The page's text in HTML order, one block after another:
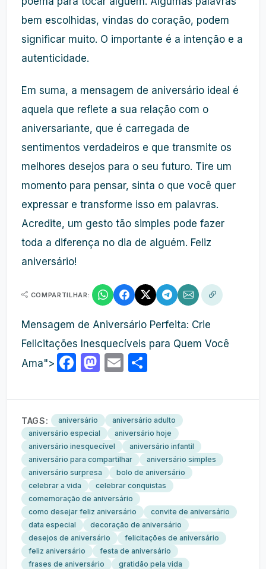
bem escolhidas, vindas do coração, podem
significar muito. O importante é a intenção e a
autenticidade.
Em suma, a mensagem de aniversário ideal é
aquela que reflete a sua relação com o
aniversariante, que é carregada de
sentimentos verdadeiros e que transmite os
melhores desejos para o seu futuro. Tire um
momento para pensar, sinta o que você quer
expressar e transforme isso em palavras.
Acredite, um gesto tão simples pode fazer
toda a diferença no dia de alguém. Feliz
aniversário!
COMPARTILHAR:
Mensagem de Aniversário Perfeita: Crie
Felicitações Inesquecíveis para Quem Você
Ama">
Facebook
Mastodon
Email
TAGS: aniversário
aniversário adulto
aniversário especial
aniversário hoje
aniversário inesquecível
aniversário infantil
aniversário para compartilhar
aniversário simples
aniversário surpresa
bolo de aniversário
celebrar a vida
celebrar conquistas
comemoração de aniversário
como desejar feliz aniversário
convite de aniversário
data especial
decoração de aniversário
desejos de aniversário
felicitações de aniversário
feliz aniversário
festa de aniversário
frases de aniversário
gratidão pela vida